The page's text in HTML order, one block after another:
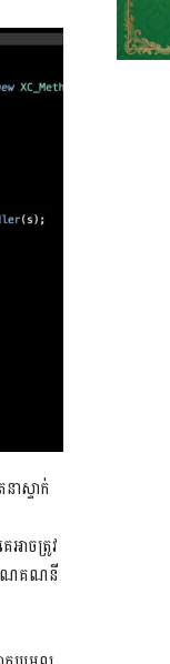
ស្ទាក់
ាចត្រូវ
ាណគណនី